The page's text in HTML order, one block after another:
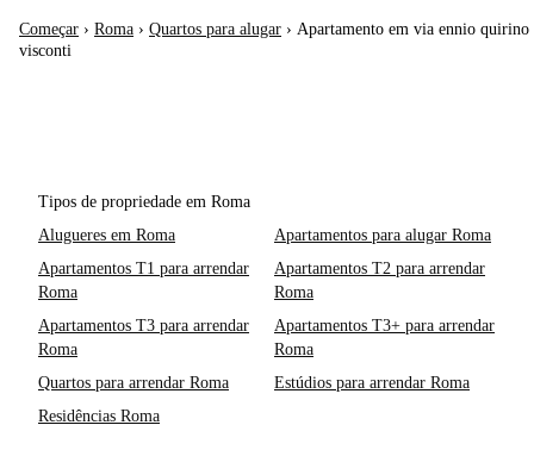
Começar › Roma › Quartos para alugar › Apartamento em via ennio quirino
visconti
Tipos de propriedade em Roma
Alugueres em Roma
Apartamentos para alugar Roma
Apartamentos T1 para arrendar
Roma
Apartamentos T2 para arrendar
Roma
Apartamentos T3 para arrendar
Roma
Apartamentos T3+ para arrendar
Roma
Quartos para arrendar Roma
Estúdios para arrendar Roma
Residências Roma